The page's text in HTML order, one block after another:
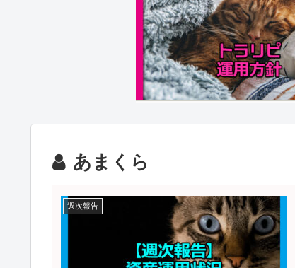
あまくら
週次報告